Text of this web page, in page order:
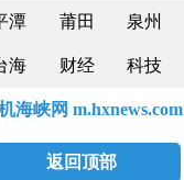
潭 莆田 泉州
海 财经 科技
海峡网 m.hxnews.com
返回顶部